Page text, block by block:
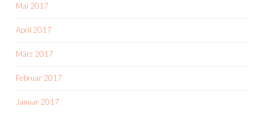
Mai 2017
April 2017
März 2017
Februar 2017
Januar 2017